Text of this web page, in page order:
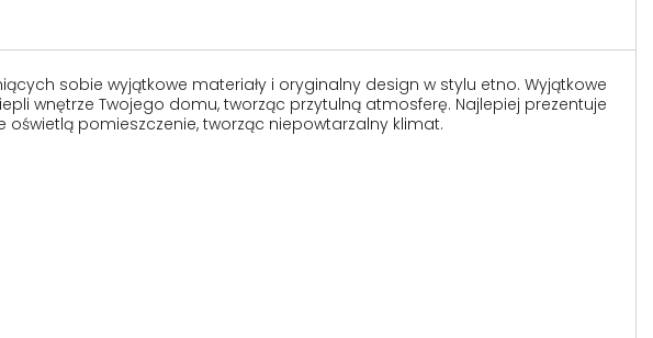
sobie wyjątkowe materiały i oryginalny design w stylu etno. Wyjątkowe
wnętrze Twojego domu, tworząc przytulną atmosferę. Najlepiej prezentuje
pomieszczenie, tworząc niepowtarzalny klimat.